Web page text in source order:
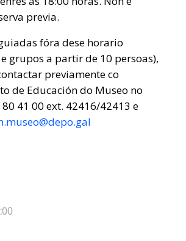
previa.
fóra dese horario
grupos a partir de 10 persoas),
previamente co
de Educación do Museo no
41 00 ext. 42416/42413 e